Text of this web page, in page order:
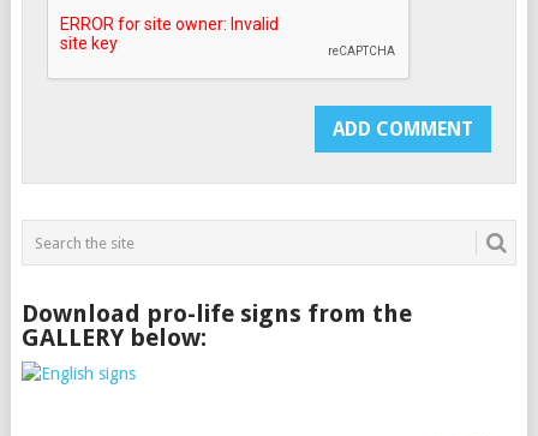
Download pro-life signs from the
GALLERY below: